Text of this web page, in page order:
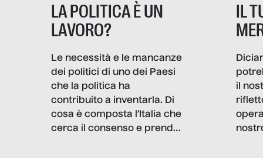
LA POLITICA È UN
LAVORO?
Le necessità e le mancanze
dei politici di uno dei Paesi
che la politica ha
contribuito a inventarla. Di
cosa è composta l’Italia che
cerca il consenso e prende
IL
il